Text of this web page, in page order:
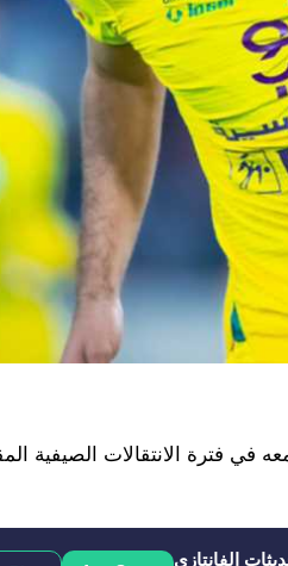
فترة الانتقالات الصيفية
الفانتازي